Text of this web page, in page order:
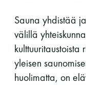
Sauna yhdistää
välillä
yleisen
huolimatta, on